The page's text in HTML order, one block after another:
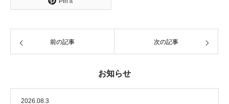
前の記事 次の記事
お知らせ
2026.08.3